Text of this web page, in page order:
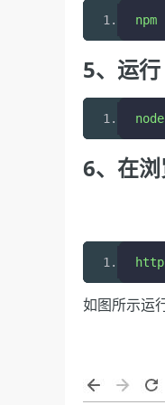
5、运
6、在
http
如图所示运